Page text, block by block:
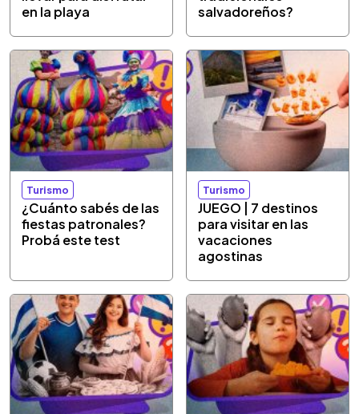
en la playa
salvadoreños?
Turismo
¿Cuánto sabés de las
fiestas patronales?
Probá este test
Turismo
JUEGO | 7 destinos
para visitar en las
vacaciones
agostinas